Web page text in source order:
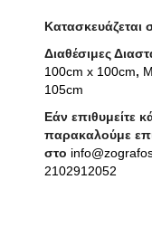
Κατασκευάζεται
Διαθέσιμες
100cm x 100cm,
105cm
Εάν επιθυμείτε
παρακαλούμε
στο
2102912052